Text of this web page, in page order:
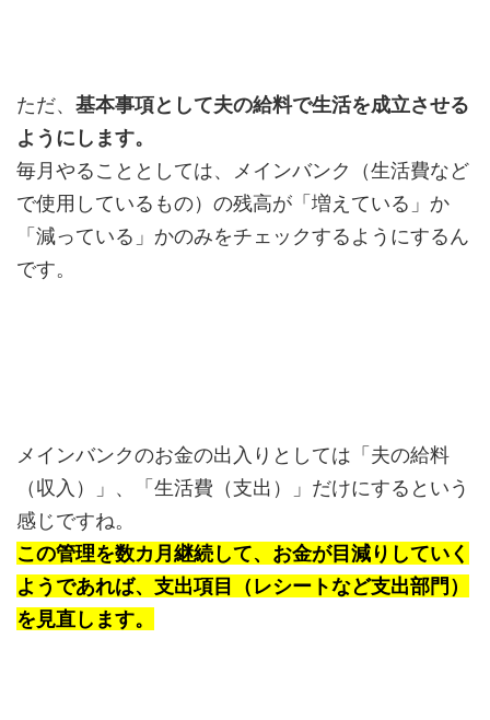
ただ、 基本事項として夫の給料で生活を成立させる
ようにします。
毎月やることとしては、メインバンク（生活費など
で使用しているもの）の残高が「増えている」か
「減っている」かのみをチェックするようにするん
です。
メインバンクのお金の出入りとしては「夫の給料
（収入）」、「生活費（支出）」だけにするという
感じですね。
この管理を数カ月継続して、お金が目減りしていく
ようであれば、支出項目（レシートなど支出部門）
を見直します。